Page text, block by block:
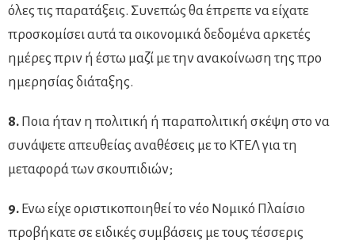
όλες τις παρατάξεις. Συνεπώς θα έπρεπε να είχατε
προσκομίσει αυτά τα οικονομικά δεδομένα αρκετές
ημέρες πριν ή έστω μαζί με την ανακοίνωση της προ
ημερησίας διάταξης.
8. Ποια ήταν η πολιτική ή παραπολιτική σκέψη στο να
συνάψετε απευθείας αναθέσεις με το ΚΤΕΛ για τη
μεταφορά των σκουπιδιών;
9. Ενω είχε οριστικοποιηθεί το νέο Νομικό Πλαίσιο
προβήκατε σε ειδικές συμβάσεις με τους τέσσερις